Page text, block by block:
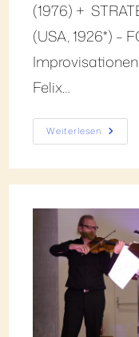
(1976) +
(USA, 1926*) –
Felix…
Weiterlesen